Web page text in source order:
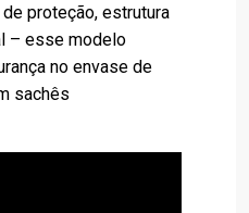
proteção, estrutura
– esse modelo
no envase de
sachês